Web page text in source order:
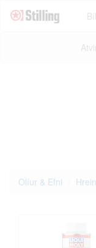
Olíur & Efni